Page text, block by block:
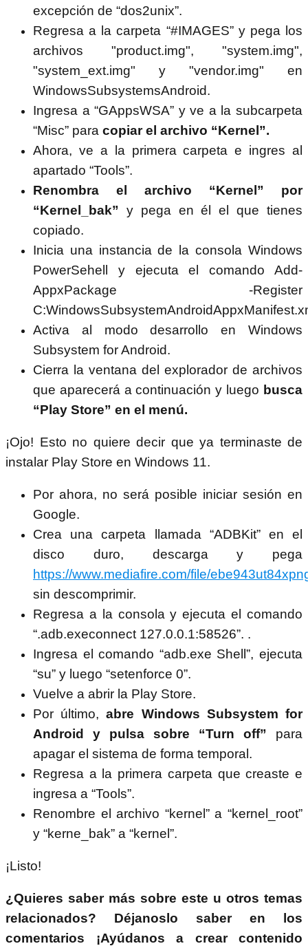
excepción de “dos2unix”.
Regresa a la carpeta “#IMAGES” y pega los
archivos "product.img", "system.img",
"system_ext.img" y "vendor.img" en
WindowsSubsystemsAndroid.
Ingresa a “GAppsWSA” y ve a la subcarpeta
“Misc” para copiar el archivo “Kernel”.
Ahora, ve a la primera carpeta e ingres al
apartado “Tools”.
Renombra el archivo “Kernel” por
“Kernel_bak” y pega en él el que tienes
copiado.
Inicia una instancia de la consola Windows
PowerSehell y ejecuta el comando Add-
AppxPackage -Register
Activa al modo desarrollo en Windows
Subsystem for Android.
Cierra la ventana del explorador de archivos
que aparecerá a continuación y luego busca
“Play Store” en el menú.
¡Ojo! Esto no quiere decir que ya terminaste de
instalar Play Store en Windows 11.
Por ahora, no será posible iniciar sesión en
Google.
Crea una carpeta llamada “ADBKit” en el
disco duro, descarga y pega
https://www.mediafire.com/file/
sin descomprimir.
Regresa a la consola y ejecuta el comando
“.adb.execonnect 127.0.0.1:58526”. .
Ingresa el comando “adb.exe Shell”, ejecuta
“su” y luego “setenforce 0”.
Vuelve a abrir la Play Store.
Por último,abre Windows Subsystem for
Android y pulsa sobre “Turn off” para
apagar el sistema de forma temporal.
Regresa a la primera carpeta que creaste e
ingresa a “Tools”.
Renombre el archivo “kernel” a “kernel_root”
y “kerne_bak” a “kernel”.
¡Listo!
¿Quieres saber más sobre este u otros temas
relacionados? Déjanoslo saber en los
comentarios ¡Ayúdanos a crear contenido